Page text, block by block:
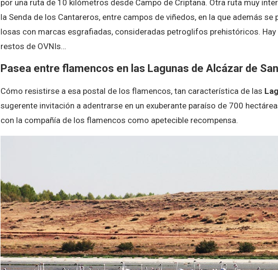
por una ruta de 10 kilómetros desde Campo de Criptana. Otra ruta muy
la Senda de los Cantareros, entre campos de viñedos, en la que además se
losas con marcas esgrafiadas, consideradas petroglifos prehistóricos. Hay
restos de OVNIs…
Pasea entre flamencos en las Lagunas de Alcázar de
Cómo resistirse a esa postal de los flamencos, tan característica de las
sugerente invitación a adentrarse en un exuberante paraíso de 700
con la compañía de los flamencos como apetecible recompensa.